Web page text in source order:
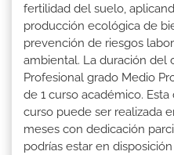
fertilidad del suelo,
producción ecológica de
prevención de riesgos
ambiental. La duración del
Profesional grado Medio
de 1 curso académico.
curso puede ser realizada
meses con dedicación
podrías estar en